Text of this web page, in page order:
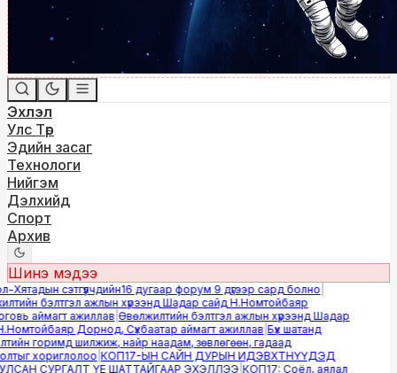
Эхлэл
Улс Төр
Эдийн засаг
Технологи
Нийгэм
Дэлхийд
Спорт
Архив
Шинэ мэдээ
сэтгүүлчдийн16 дугаар форум 9 дүгээр сард болно|
бэлтгэл ажлын хүрээнд Шадар сайд Н.Номтойбаяр
аймагт ажиллав|Өвөлжилтийн бэлтгэл ажлын хүрээнд Шадар
Дорнод, Сүхбаатар аймагт ажиллав|Бүх шатанд
горимд шилжиж, найр наадам, зөвлөгөөн, гадаад
хориглолоо|КОП17-ЫН САЙН ДУРЫН ИДЭВХТНҮҮДЭД
СУРГАЛТ ҮЕ ШАТТАЙГААР ЭХЭЛЛЭЭ|КОП17: Соёл, аялал